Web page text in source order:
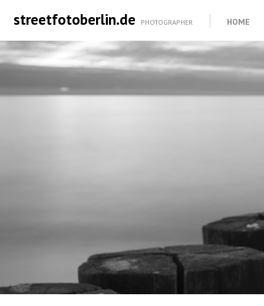
streetfotoberlin.de PHOTOGRAPHER HOME